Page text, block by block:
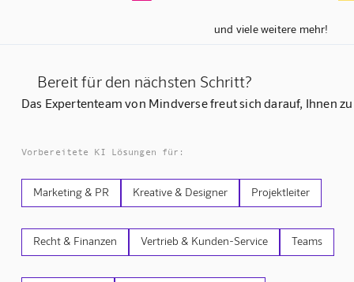
und viele weitere mehr!
Bereit für den nächsten Schritt?
Das Expertenteam von Mindverse freut sich darauf, Ihnen
Vorbereitete KI Lösungen für:
Marketing & PR Kreative & Designer Projektleiter
Recht & Finanzen Vertrieb & Kunden-Service Teams